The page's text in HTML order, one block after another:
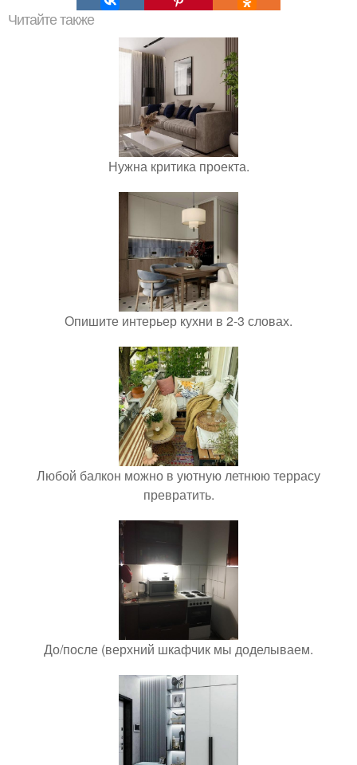
Читайте также
Нужна критика проекта.
Опишите интерьер кухни в 2-3 словах.
Любой балкон можно в уютную летнюю террасу
превратить.
До/после (верхний шкафчик мы доделываем.